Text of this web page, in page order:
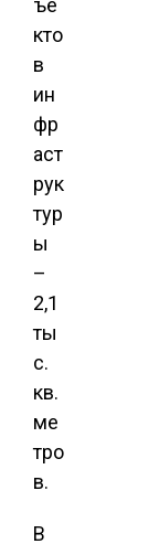
ъе
кто
в
ин
фр
аст
рук
тур
ы
–
2,1
ты
с.
кв.
ме
тро
в.
В